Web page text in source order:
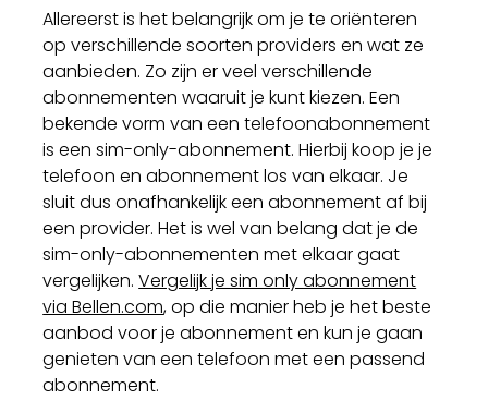
Allereerst is het belangrijk om je te oriënteren
op verschillende soorten providers en wat ze
aanbieden. Zo zijn er veel verschillende
abonnementen waaruit je kunt kiezen. Een
bekende vorm van een telefoonabonnement
is een sim-only-abonnement. Hierbij koop je je
telefoon en abonnement los van elkaar. Je
sluit dus onafhankelijk een abonnement af bij
een provider. Het is wel van belang dat je de
sim-only-abonnementen met elkaar gaat
vergelijken.Vergelijk je sim only abonnement
via Bellen.com, op die manier heb je het beste
aanbod voor je abonnement en kun je gaan
genieten van een telefoon met een passend
abonnement.